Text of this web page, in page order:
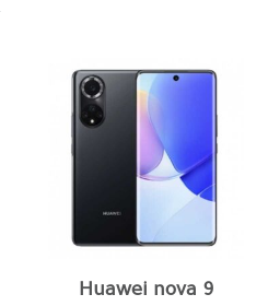
Huawei nova 9